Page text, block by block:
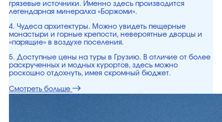
грязевые источники. Именно здесь производится
легендарная минералка «Боржоми».
4. Чудеса архитектуры. Можно увидеть пещерные
монастыри и горные крепости, невероятные дворцы и
«парящие» в воздухе поселения.
5. Доступные цены на туры в Грузию. В отличие от более
раскрученных и модных курортов, здесь можно
роскошно отдохнуть, имея скромный бюджет.
Смотреть больше